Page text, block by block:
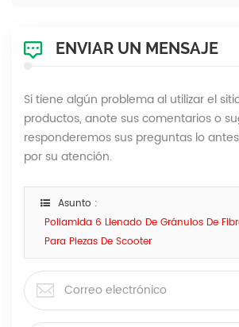
ENVIAR UN MENSAJE
Si tiene algún problema al utilizar el
productos, anote sus comentarios o
responderemos sus preguntas lo
por su atención.
Asunto :
Poliamida 6 Llenado De Gránulos De
Para Piezas De Scooter